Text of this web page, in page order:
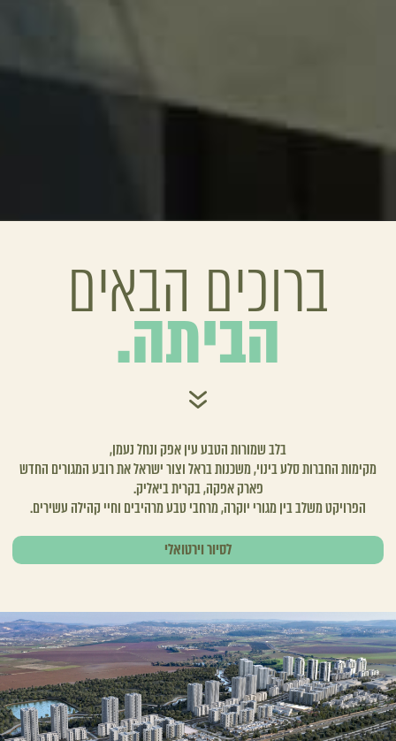
ברוכים הבאים
הביתה.
בלב שמורות הטבע עין אפק ונחל נעמן,
מקימות החברות סלע בינוי, משכנות בראל וצור ישראל את רובע המגורים החדש
פארק אפקה, בקרית ביאליק.
הפרויקט משלב בין מגורי יוקרה, מרחבי טבע מרהיבים וחיי קהילה עשירים.
לסיור וירטואלי